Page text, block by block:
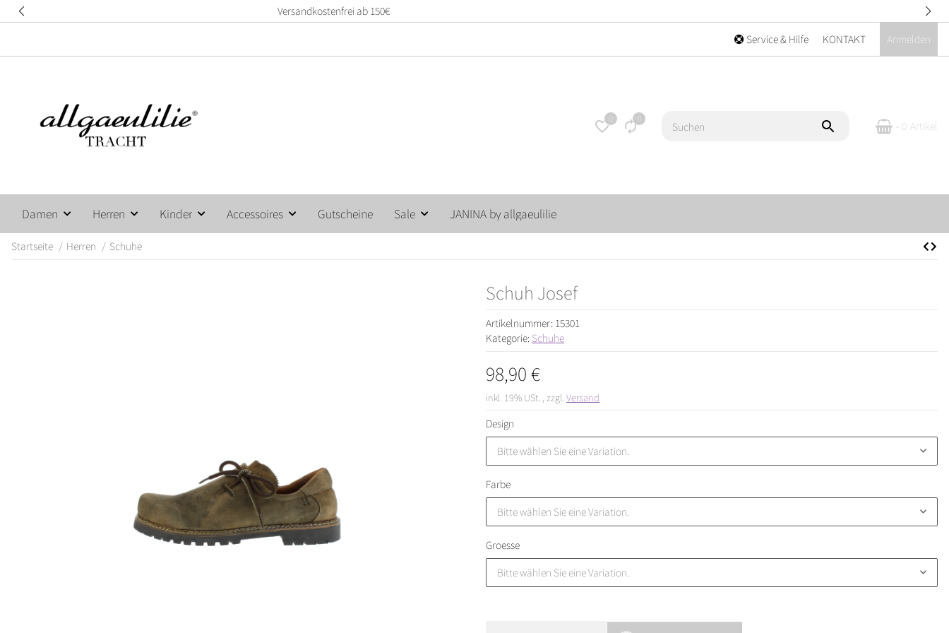
14 Tage unkompliziertes Rückgaberecht
Service & Hilfe
KONTAKT Anmelden
- 0 Artikel
Damen Herren Kinder Accessoires Gutscheine Sale JANINA by allgaeulilie
Startseite Herren Schuhe
Schuh Josef
Artikelnummer: 15301
Kategorie: Schuhe
98,90 €
inkl. 19% USt. , zzgl. Versand
Design
Bitte wählen Sie eine Variation.
Farbe
Bitte wählen Sie eine Variation.
Groesse
Bitte wählen Sie eine Variation.